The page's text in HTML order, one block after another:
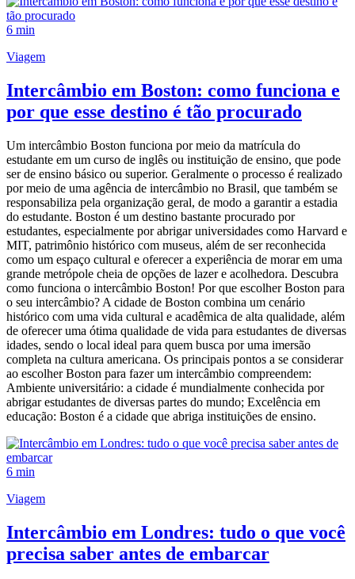
6 min
Viagem
Intercâmbio em Boston: como funciona e
por que esse destino é tão procurado
Um intercâmbio Boston funciona por meio da matrícula do
estudante em um curso de inglês ou instituição de ensino, que pode
ser de ensino básico ou superior. Geralmente o processo é realizado
por meio de uma agência de intercâmbio no Brasil, que também se
responsabiliza pela organização geral, de modo a garantir a estadia
do estudante. Boston é um destino bastante procurado por
estudantes, especialmente por abrigar universidades como Harvard e
MIT, patrimônio histórico com museus, além de ser reconhecida
como um espaço cultural e oferecer a experiência de morar em uma
grande metrópole cheia de opções de lazer e acolhedora. Descubra
como funciona o intercâmbio Boston! Por que escolher Boston para
o seu intercâmbio? A cidade de Boston combina um cenário
histórico com uma vida cultural e acadêmica de alta qualidade, além
de oferecer uma ótima qualidade de vida para estudantes de diversas
idades, sendo o local ideal para quem busca por uma imersão
completa na cultura americana. Os principais pontos a se considerar
ao escolher Boston para fazer um intercâmbio compreendem:
Ambiente universitário: a cidade é mundialmente conhecida por
abrigar estudantes de diversas partes do mundo; Excelência em
educação: Boston é a cidade que abriga instituições de ensino.
6 min
Viagem
Intercâmbio em Londres: tudo o que você
precisa saber antes de embarcar